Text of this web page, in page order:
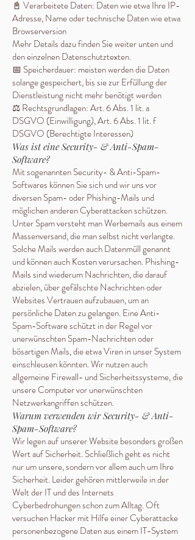
📓 Verarbeitete Daten: Daten wie etwa Ihre IP-
Adresse, Name oder technische Daten wie etwa
Browserversion
Mehr Details dazu finden Sie weiter unten und
den einzelnen Datenschutztexten.
📅 Speicherdauer: meisten werden die Daten
solange gespeichert, bis sie zur Erfüllung der
Dienstleistung nicht mehr benötigt werden
⚖️ Rechtsgrundlagen: Art. 6 Abs. 1 lit. a
DSGVO (Einwilligung), Art. 6 Abs. 1 lit. f
DSGVO (Berechtigte Interessen)
Was ist eine Security- & Anti-Spam-
Software?
Mit sogenannten Security- & Anti-Spam-
Softwares können Sie sich und wir uns vor
diversen Spam- oder Phishing-Mails und
möglichen anderen Cyberattacken schützen.
Unter Spam versteht man Werbemails aus einem
Massenversand, die man selbst nicht verlangte.
Solche Mails werden auch Datenmüll genannt
und können auch Kosten verursachen. Phishing-
Mails sind wiederum Nachrichten, die darauf
abzielen, über gefälschte Nachrichten oder
Websites Vertrauen aufzubauen, um an
persönliche Daten zu gelangen. Eine Anti-
Spam-Software schützt in der Regel vor
unerwünschten Spam-Nachrichten oder
bösartigen Mails, die etwa Viren in unser System
einschleusen könnten. Wir nutzen auch
allgemeine Firewall- und Sicherheitssysteme, die
unsere Computer vor unerwünschten
Netzwerkangriffen schützen.
Warum verwenden wir Security- & Anti-
Spam-Software?
Wir legen auf unserer Website besonders großen
Wert auf Sicherheit. Schließlich geht es nicht
nur um unsere, sondern vor allem auch um Ihre
Sicherheit. Leider gehören mittlerweile in der
Welt der IT und des Internets
Cyberbedrohungen schon zum Alltag. Oft
versuchen Hacker mit Hilfe einer Cyberattacke
personenbezogene Daten aus einem IT-System